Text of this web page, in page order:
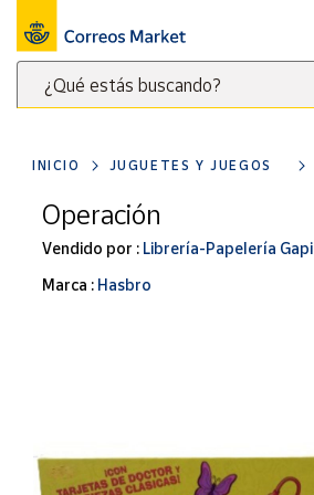
¿Qué estás buscando?
clave
para
buscar
productos
Menú
Nuestro
catálogo
Alimentación
Bebidas
Ocio y cultura
Juguetes y
Tienda de
Correos
INICIO JUGUETES Y JUEGOS
Operación
Vendido por : Librería-Papelería Gapi
Marca : Hasbro